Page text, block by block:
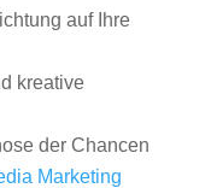
auf Ihre
kreative
der Chancen
Marketing